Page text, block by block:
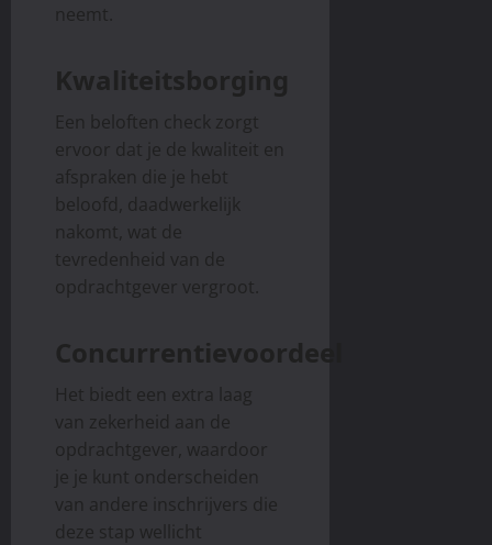
neemt.
Kwaliteitsborging
Een beloften check zorgt
ervoor dat je de kwaliteit en
afspraken die je hebt
beloofd, daadwerkelijk
nakomt, wat de
tevredenheid van de
opdrachtgever vergroot.
Concurrentievoordeel
Het biedt een extra laag
van zekerheid aan de
opdrachtgever, waardoor
je je kunt onderscheiden
van andere inschrijvers die
deze stap wellicht